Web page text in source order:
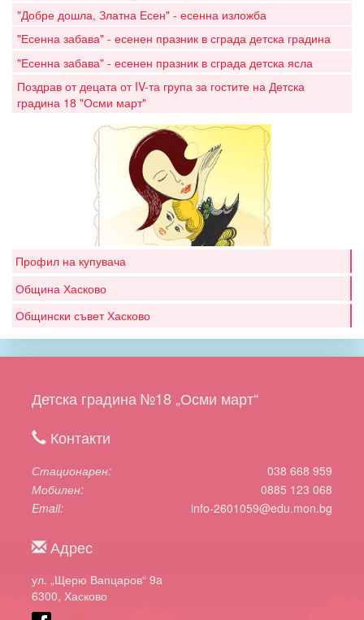
"Добре дошла, Златна Есен" - есенна изложба
"Есенна забава" - есенен празник в сграда детска градина
"Есенна забава" - есенен празник в сграда детска ясла
Поздрав от децата от IV-та група за гостите на Детска
градина 18 "Осми март"
Профил на купувача
Община Хасково
Общински съвет Хасково
Детска градина №18 „Осми март“
Контакти
Стационарен
038 668 959
Мобилен
0885 123 068
Email
info-2601059@edu.mon.bg
Адрес
ул. „Щерю Вапцаров“ 9a
6300, Хасково